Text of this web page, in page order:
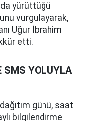
yürüttüğü
vurgulayarak,
Uğur İbrahim
etti.
SMS YOLUYLA
günü, saat
bilgilendirme